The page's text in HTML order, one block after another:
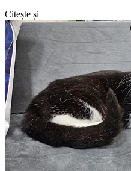
Citește și